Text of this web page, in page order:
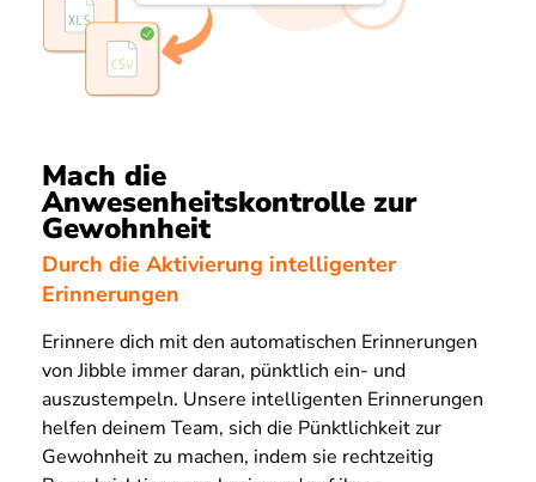
Mach die
Anwesenheitskontrolle zur
Gewohnheit
Durch die Aktivierung intelligenter
Erinnerungen
Erinnere dich mit den automatischen Erinnerungen
von Jibble immer daran, pünktlich ein- und
auszustempeln. Unsere intelligenten Erinnerungen
helfen deinem Team, sich die Pünktlichkeit zur
Gewohnheit zu machen, indem sie rechtzeitig